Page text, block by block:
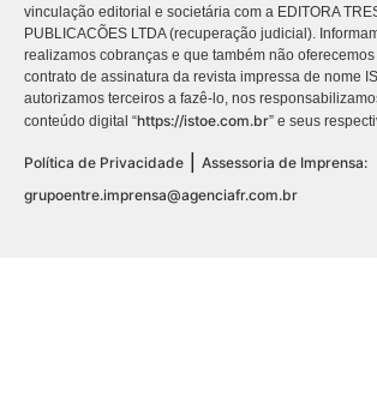
vinculação editorial e societária com a EDITORA
PUBLICACÕES LTDA (recuperação judicial).
realizamos cobranças e que também não
contrato de assinatura da revista impressa de nome
autorizamos terceiros a fazê-lo, nos
conteúdo digital “https://istoe.com.br” e seus
Política de Privacidade
Assessoria de Imprensa:
grupoentre.imprensa@agenciafr.com.br